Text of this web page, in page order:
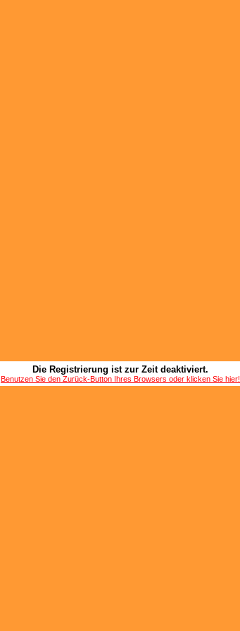
Die Registrierung ist zur Zeit deaktiviert.
Benutzen Sie den Zurück-Button Ihres Browsers oder klicken Sie hier!